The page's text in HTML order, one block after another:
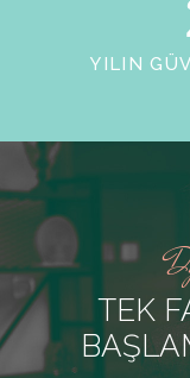
YILIN
TEK